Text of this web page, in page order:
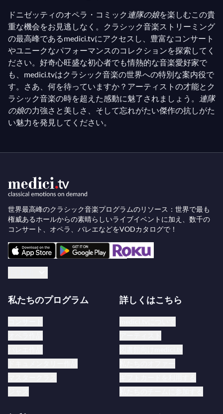
ドニゼッティのオペラ・コミック 連隊の娘を楽しむこの貴
重な機会をお見逃しなく。クラシック音楽ストリーミング
の最高峰であるmedici.tvにアクセスし、豊富なコンサート
やユニークなパフォーマンスのコレクションを探索してく
ださい。好奇心旺盛な初心者でも情熱的な音楽愛好家で
も、medici.tvはクラシック音楽の世界への特別な案内役で
す。さあ、何を待っていますか？アーティストの才能とク
ラシック音楽の時を超えた感動に魅了されましょう。
連隊
の娘の力強さと美しさ、そして忘れがたい傑作の抗しがた
い魅力を発見してください。
世界最高峰のクラシック音楽プログラムのリソース：世界で最も
権威あるホールからの素晴らしいライブイベントに加え、数千の
コンサート、オペラ、バレエなどをVODカタログで！
私たちのプログラム 詳しくはこちら